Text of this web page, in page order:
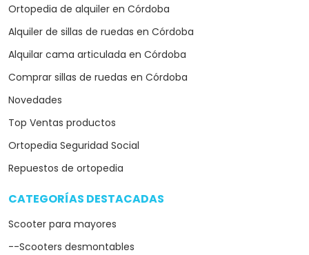
Ortopedia de alquiler en Córdoba
Alquiler de sillas de ruedas en Córdoba
Alquilar cama articulada en Córdoba
Comprar sillas de ruedas en Córdoba
Novedades
Top Ventas productos
Ortopedia Seguridad Social
Repuestos de ortopedia
CATEGORÍAS DESTACADAS
Scooter para mayores
--Scooters desmontables